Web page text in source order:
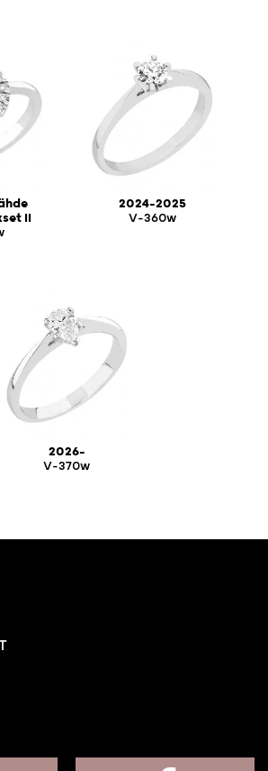
II
2024-2025
V-360w
2026-
V-370w